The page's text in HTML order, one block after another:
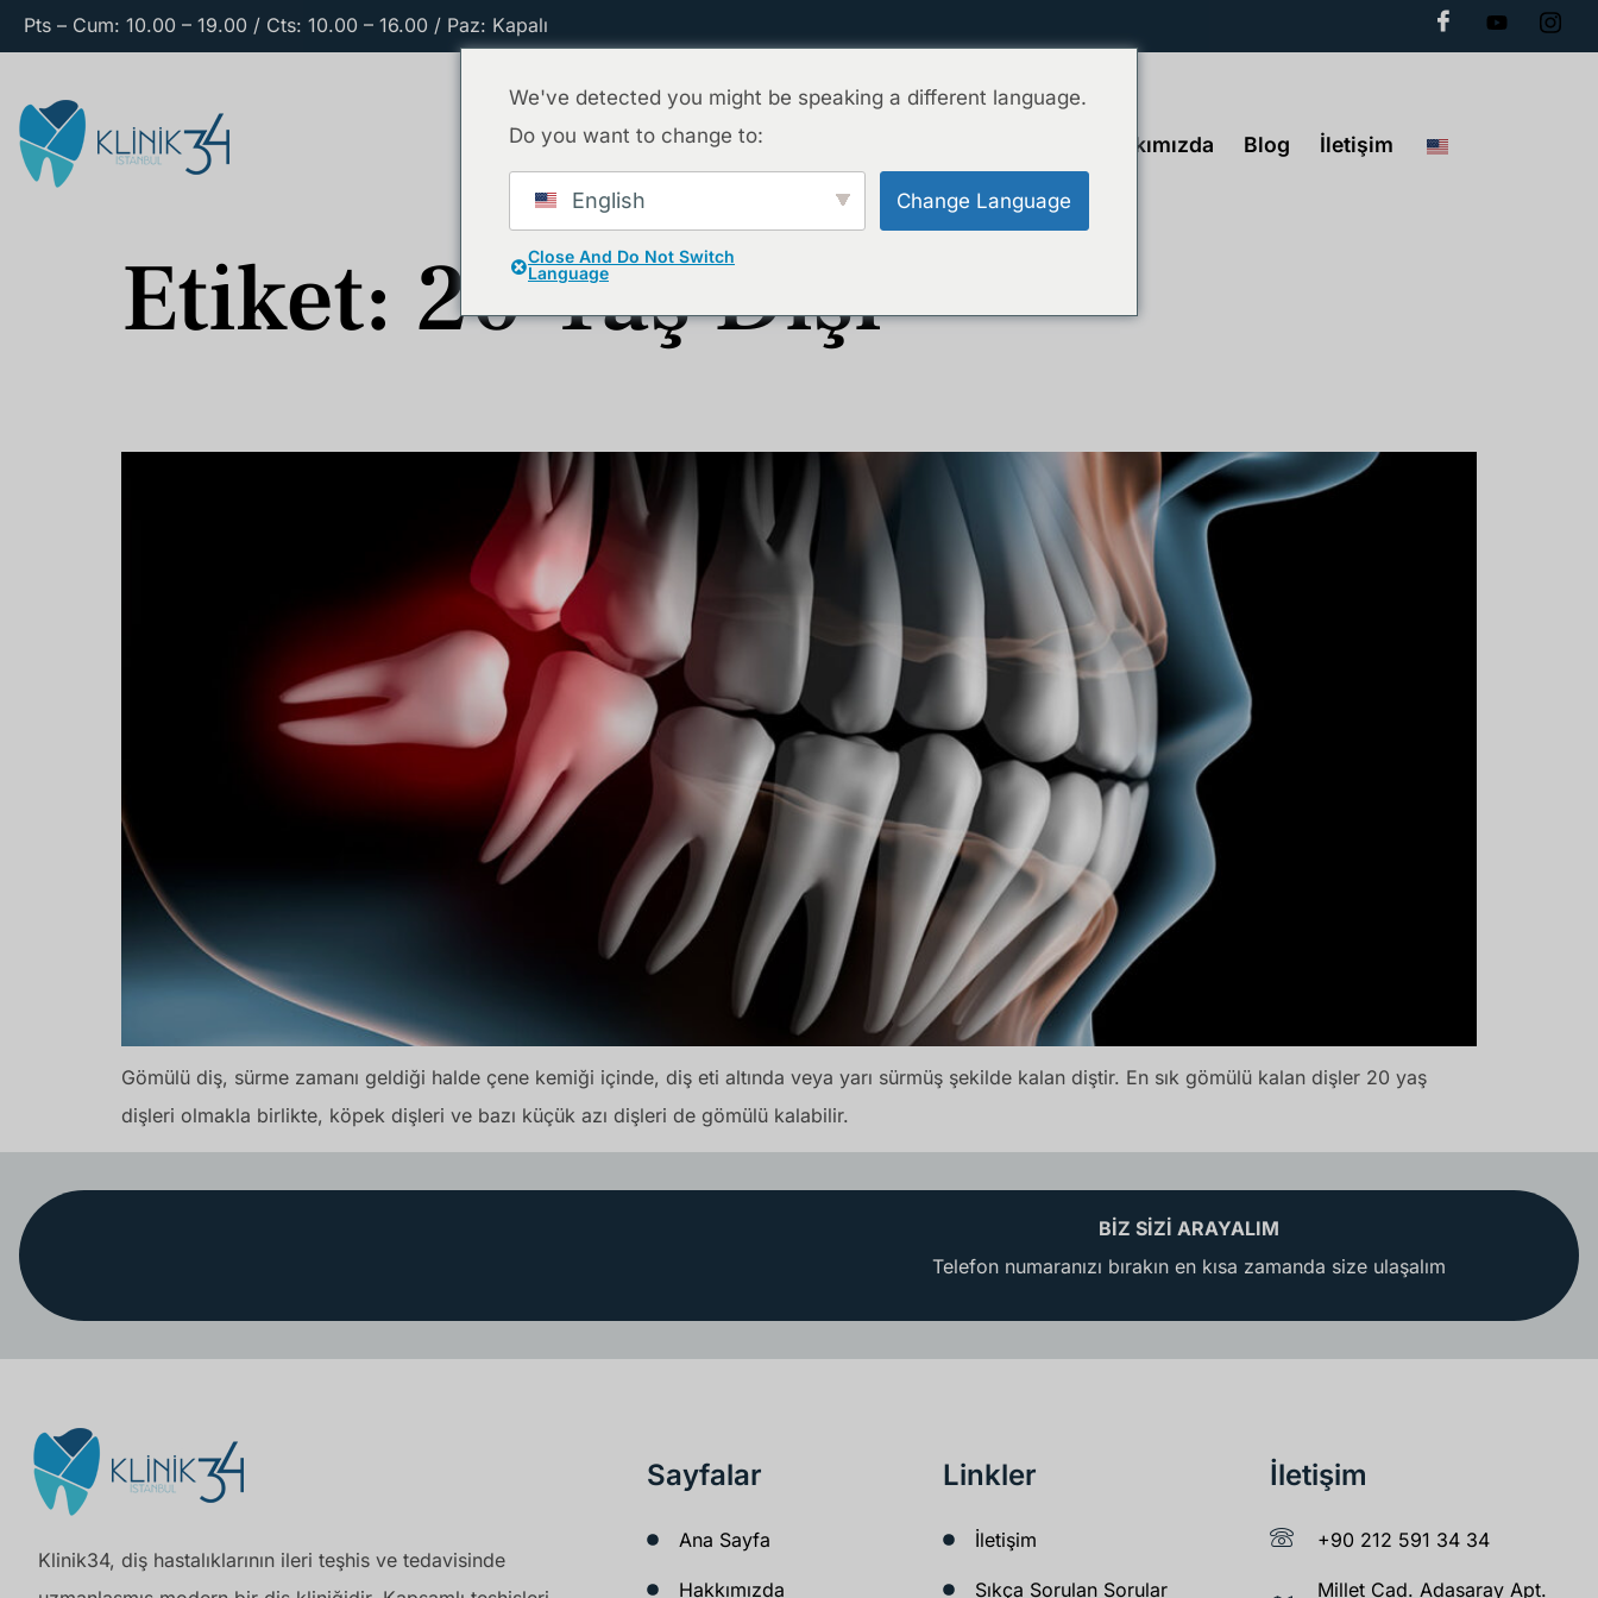
Pts – Cum: 10.00 – 19.00 / Cts: 10.00 – 16.00 / Paz: Kapalı
Ana Sayfa Hakkımızda Blog İletişim
Etiket: 20 Yaş Dişi
Gömülü diş, sürme zamanı geldiği halde çene kemiği içinde, diş eti altında veya yarı sürmüş şekilde kalan diştir. En sık gömülü kalan dişler 20 yaş
dişleri olmakla birlikte, köpek dişleri ve bazı küçük azı dişleri de gömülü kalabilir.
BİZ SİZİ ARAYALIM
Telefon numaranızı bırakın en kısa zamanda size ulaşalım
Klinik34, diş hastalıklarının ileri teşhis ve tedavisinde
Sayfalar
Ana Sayfa
Hakkımızda
Linkler
İletişim
Sıkça Sorulan Sorular
İletişim
+90 212 591 34 34
Millet Cad. Adasaray Apt.
We've detected you might be speaking a different language.
Do you want to change to:
English Change Language
Close And Do Not Switch
Language